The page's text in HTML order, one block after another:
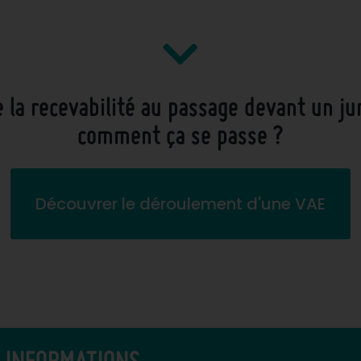
la recevabilité au passage devant un
comment ça se passe ?
Découvrer le déroulement d'une VAE